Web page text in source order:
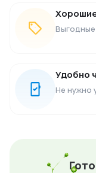
Выгодные
Удобно
Не нужно